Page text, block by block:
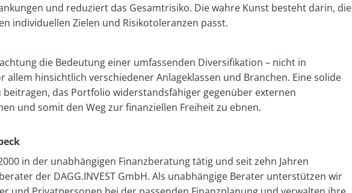
und reduziert das Gesamtrisiko. Die wahre Kunst besteht darin, die
individuellen Zielen und Risikotoleranzen passt.
die Bedeutung einer umfassenden Diversifikation – nicht in
allem hinsichtlich verschiedener Anlageklassen und Branchen. Eine solide
das Portfolio widerstandsfähiger gegenüber externen
und somit den Weg zur finanziellen Freiheit zu ebnen.
in der unabhängigen Finanzberatung tätig und seit zehn Jahren
der DAGG.INVEST GmbH. Als unabhängige Berater unterstützen wir